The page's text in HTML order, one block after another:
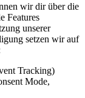
wir dir über die
Features
unserer
setzen wir auf
Tracking)
Mode,